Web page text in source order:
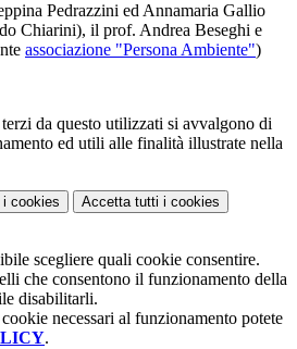
Pedrazzini ed Annamaria Gallio
Chiarini), il prof. Andrea Beseghi e
associazione "Persona Ambiente")
da questo utilizzati si avvalgono di
ed utili alle finalità illustrate nella
i cookies Accetta tutti i cookies
scegliere quali cookie consentire.
che consentono il funzionamento della
disabilitarli.
necessari al funzionamento potete
.